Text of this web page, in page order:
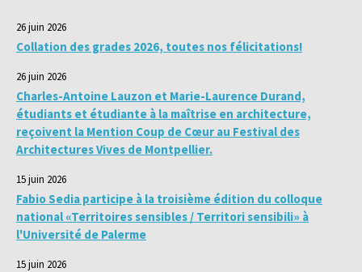
26 juin 2026
Collation des grades 2026, toutes nos félicitations!
26 juin 2026
Charles-Antoine Lauzon et Marie-Laurence Durand,
étudiants et étudiante à la maîtrise en architecture,
reçoivent la Mention Coup de Cœur au Festival des
Architectures Vives de Montpellier.
15 juin 2026
Fabio Sedia participe à la troisième édition du colloque
national «Territoires sensibles / Territori sensibili» à
l'Université de Palerme
15 juin 2026